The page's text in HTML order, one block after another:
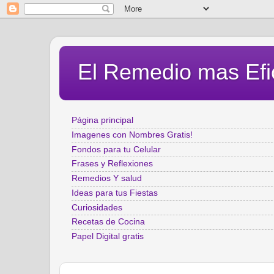
El Remedio mas
Página principal
Imagenes con Nombres Gratis!
Fondos para tu Celular
Frases y Reflexiones
Remedios Y salud
Ideas para tus Fiestas
Curiosidades
Recetas de Cocina
Papel Digital gratis